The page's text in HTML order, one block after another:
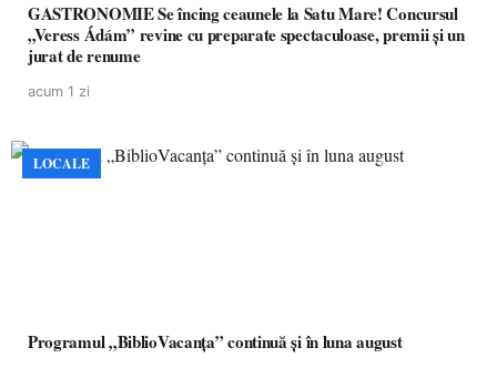
GASTRONOMIE Se încing ceaunele la Satu Mare! Concursul
„Veress Ádám” revine cu preparate spectaculoase, premii și un
jurat de renume
acum 1 zi
LOCALE
Programul „BiblioVacanța” continuă și în luna august